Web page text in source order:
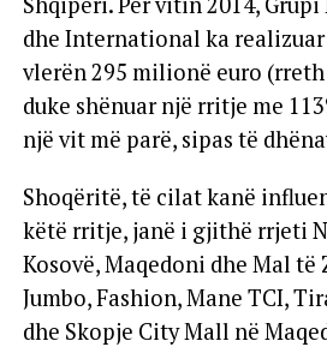
dhe International ka
vlerën 295 milionë euro
duke shënuar një rritje me
një vit më parë, sipas të
Shoqëritë, të cilat kanë
këtë rritje, janë i gjithë rrjeti
Kosovë, Maqedoni dhe Mal
Jumbo, Fashion, Mane TCI,
dhe Skopje City Mall në